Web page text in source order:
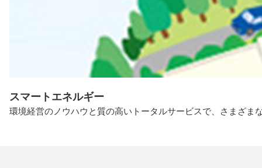
スマートエネルギー
環境経営のノウハウと質の高いトータルサービスで、さまざま